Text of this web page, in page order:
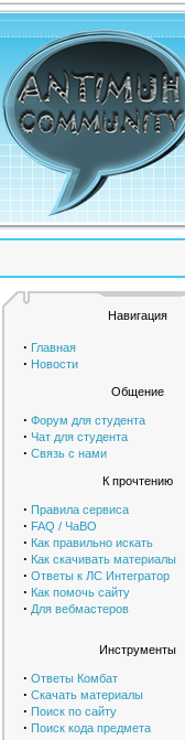
Навигация
· Главная
· Новости
Общение
· Форум для студента
· Чат для студента
· Связь с нами
К прочтению
· Правила сервиса
· FAQ / ЧаВО
· Как правильно искать
· Как скачивать материалы
· Ответы к ЛС Интегратор
· Как помочь сайту
· Для вебмастеров
Инструменты
· Ответы Комбат
· Скачать материалы
· Поиск по сайту
· Поиск кода предмета